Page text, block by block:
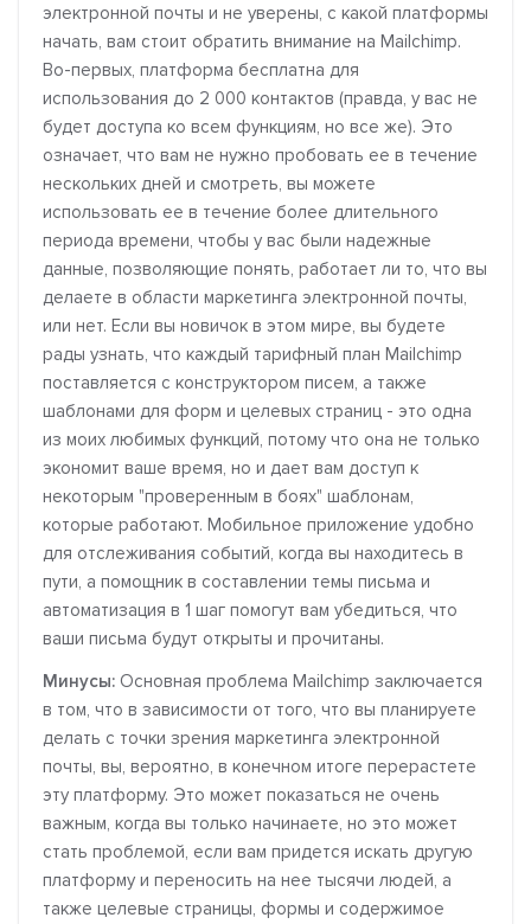
электронной почты и не уверены, с какой платформы
начать, вам стоит обратить внимание на Mailchimp.
Во-первых, платформа бесплатна для
использования до 2 000 контактов (правда, у вас не
будет доступа ко всем функциям, но все же). Это
означает, что вам не нужно пробовать ее в течение
нескольких дней и смотреть, вы можете
использовать ее в течение более длительного
периода времени, чтобы у вас были надежные
данные, позволяющие понять, работает ли то, что вы
делаете в области маркетинга электронной почты,
или нет. Если вы новичок в этом мире, вы будете
рады узнать, что каждый тарифный план Mailchimp
поставляется с конструктором писем, а также
шаблонами для форм и целевых страниц - это одна
из моих любимых функций, потому что она не только
экономит ваше время, но и дает вам доступ к
некоторым "проверенным в боях" шаблонам,
которые работают. Мобильное приложение удобно
для отслеживания событий, когда вы находитесь в
пути, а помощник в составлении темы письма и
автоматизация в 1 шаг помогут вам убедиться, что
ваши письма будут открыты и прочитаны.
Минусы: Основная проблема Mailchimp заключается
в том, что в зависимости от того, что вы планируете
делать с точки зрения маркетинга электронной
почты, вы, вероятно, в конечном итоге перерастете
эту платформу. Это может показаться не очень
важным, когда вы только начинаете, но это может
стать проблемой, если вам придется искать другую
платформу и переносить на нее тысячи людей, а
также целевые страницы, формы и содержимое